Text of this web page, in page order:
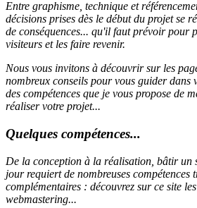
Entre graphisme, technique et
décisions prises dès le début du projet se
de conséquences... qu'il faut prévoir pour
visiteurs et les faire revenir.
Nous vous invitons à découvrir sur les
nombreux conseils pour vous guider dans
des compétences que je vous propose de
réaliser votre projet...
Quelques compétences...
De la conception à la réalisation, bâtir un
jour requiert de nombreuses compétences
complémentaires : découvrez sur ce site
webmastering...